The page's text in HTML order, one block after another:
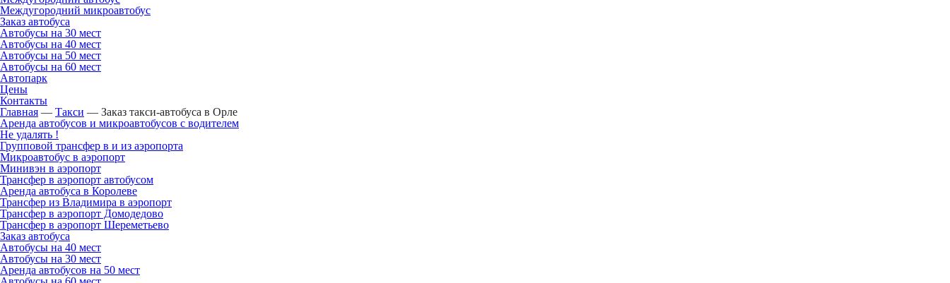
Междугородний микроавтобус
Заказ автобуса
Автобусы на 30 мест
Автобусы на 40 мест
Автобусы на 50 мест
Автобусы на 60 мест
Автопарк
Цены
Контакты
Главная — Такси — Заказ такси-автобуса в Орле
Аренда автобусов и микроавтобусов с водителем
Не удалять !
Групповой трансфер в и из аэропорта
Микроавтобус в аэропорт
Минивэн в аэропорт
Трансфер в аэропорт автобусом
Аренда автобуса в Королеве
Трансфер из Владимира в аэропорт
Трансфер в аэропорт Домодедово
Трансфер в аэропорт Шереметьево
Заказ автобуса
Автобусы на 40 мест
Автобусы на 30 мест
Аренда автобусов на 50 мест